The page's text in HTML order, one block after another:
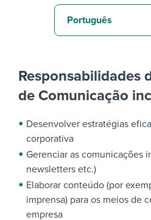
Responsabilidades
de Comunicação
Desenvolver estratégias
corporativa
Gerenciar as comunicações
newsletters etc.)
Elaborar conteúdo (por
imprensa) para os meios de
empresa
Português